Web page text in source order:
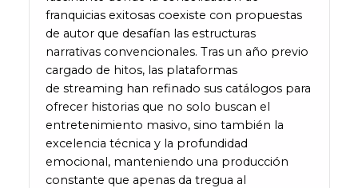
franquicias exitosas coexiste con propuestas
de autor que desafían las estructuras
narrativas convencionales. Tras un año previo
cargado de hitos, las plataformas
de streaming han refinado sus catálogos para
ofrecer historias que no solo buscan el
entretenimiento masivo, sino también la
excelencia técnica y la profundidad
emocional, manteniendo una producción
constante que apenas da tregua al